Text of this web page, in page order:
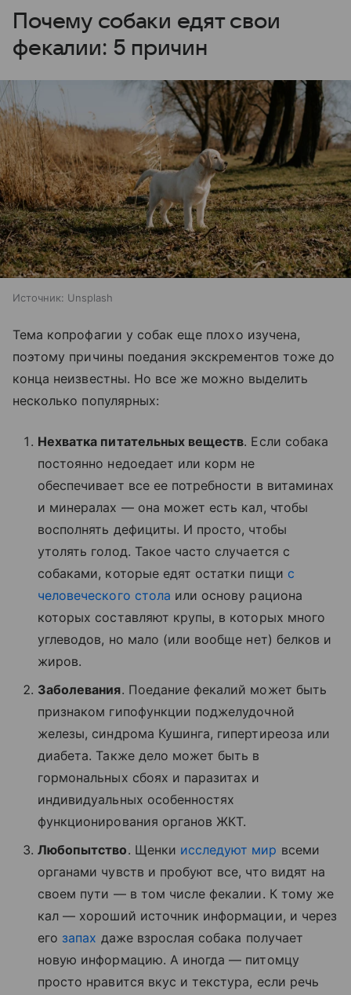
Почему собаки едят свои
фекалии: 5 причин
Источник: Unsplash
Тема копрофагии у собак еще плохо изучена,
поэтому причины поедания экскрементов тоже до
конца неизвестны. Но все же можно выделить
несколько популярных:
Нехватка питательных веществ. Если собака
постоянно недоедает или корм не
обеспечивает все ее потребности в витаминах
и минералах — она может есть кал, чтобы
восполнять дефициты. И просто, чтобы
утолять голод. Такое часто случается с
собаками, которые едят остатки пищи с
человеческого стола или основу рациона
которых составляют крупы, в которых много
углеводов, но мало (или вообще нет) белков и
жиров.
Заболевания. Поедание фекалий может быть
признаком гипофункции поджелудочной
железы, синдрома Кушинга, гипертиреоза или
диабета. Также дело может быть в
гормональных сбоях и паразитах и
индивидуальных особенностях
функционирования органов ЖКТ.
Любопытство. Щенки исследуют мир всеми
органами чувств и пробуют все, что видят на
своем пути — в том числе фекалии. К тому же
кал — хороший источник информации, и через
его запах даже взрослая собака получает
новую информацию. А иногда — питомцу
просто нравится вкус и текстура, если речь